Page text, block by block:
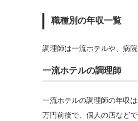
職種別の年収一覧
調理師は一流ホテルや、病
一流ホテルの調理師
一流ホテルの調理師の年収
万円前後で、個人の店など